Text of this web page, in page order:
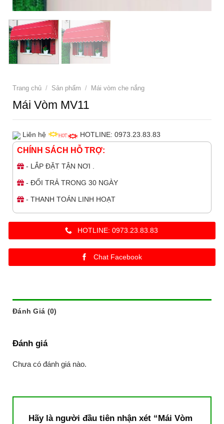
Trang chủ / Sản phẩm / Mái vòm che nắng
Mái Vòm MV11
Liên hệ HOTLINE: 0973.23.83.83
CHÍNH SÁCH HỖ TRỢ:
- LẮP ĐẶT TẬN NƠI .
- ĐỔI TRẢ TRONG 30 NGÀY
- THANH TOÁN LINH HOẠT
HOTLINE: 0973.23.83.83
Chat Facebook
Đánh Giá (0)
Đánh giá
Chưa có đánh giá nào.
Hãy là người đầu tiên nhận xét “Mái Vòm